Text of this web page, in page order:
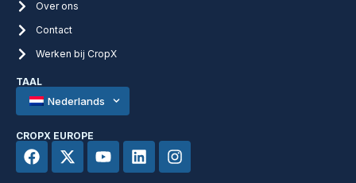
Over ons
Contact
Werken bij CropX
TAAL
Nederlands
CROPX EUROPE